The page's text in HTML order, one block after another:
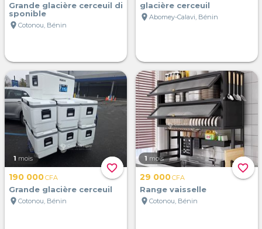
Grande glacière cerceuil di
sponible
location_on Cotonou, Bénin
glacière cerceuil
location_on Abomey-Calavi, Bénin
favorite_border
1 mois
190 000CFA
Grande glacière cerceuil
location_on Cotonou, Bénin
favorite_border
1 mois
29 000CFA
Range vaisselle
location_on Cotonou, Bénin